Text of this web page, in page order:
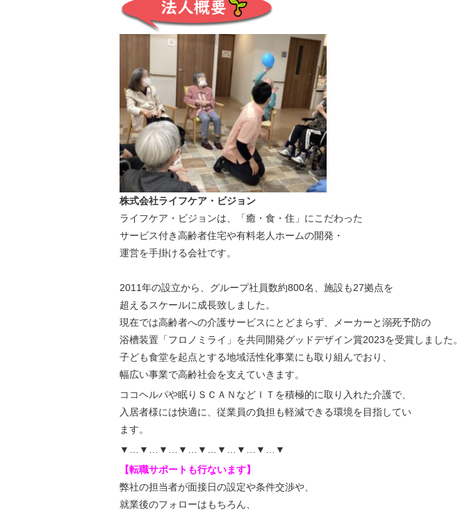
株式会社ライフケア・ビジョン
ライフケア・ビジョンは、「癒・食・住」にこだわった
サービス付き高齢者住宅や有料老人ホームの開発・
運営を手掛ける会社です。
2011年の設立から、グループ社員数約800名、施設も27拠点を
超えるスケールに成長致しました。
現在では高齢者への介護サービスにとどまらず、メーカーと溺死予防の
浴槽装置「フロノミライ」を共同開発グッドデザイン賞2023を受賞しました。
子ども食堂を起点とする地域活性化事業にも取り組んでおり、
幅広い事業で高齢社会を支えていきます。
ココヘルパや眠りＳＣＡＮなどＩＴを積極的に取り入れた介護で、
入居者様には快適に、従業員の負担も軽減できる環境を目指してい
ます。
▼…▼…▼…▼…▼…▼…▼…▼…▼
【転職サポートも行ないます】
弊社の担当者が面接日の設定や条件交渉や、
就業後のフォローはもちろん、